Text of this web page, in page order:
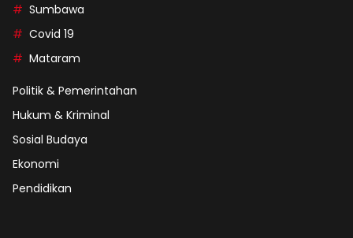
Sumbawa
Covid 19
Mataram
Politik & Pemerintahan
Hukum & Kriminal
Sosial Budaya
Ekonomi
Pendidikan